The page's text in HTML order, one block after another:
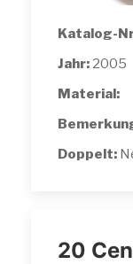
Katalog-
Jahr: 2005
Material:
Doppelt:
20